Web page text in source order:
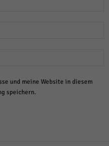
und meine Website in diesem
speichern.